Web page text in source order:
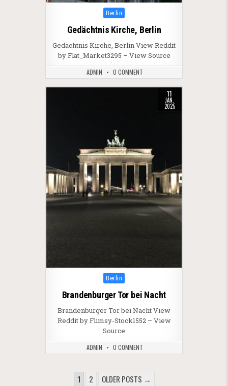
Posted in
Berlin
Gedächtnis Kirche, Berlin
Gedächtnis Kirche, Berlin View Reddit
by Flat_Market3295 – View Source
ADMIN 0 COMMENT
11
JAN.
2025
Posted in
Berlin
Brandenburger Tor bei Nacht
Brandenburger Tor bei Nacht View
Reddit by Flimsy-Stock1552 – View
Source
ADMIN 0 COMMENT
SEITENNUMMERIERUNG DER
1 2 OLDER POSTS →